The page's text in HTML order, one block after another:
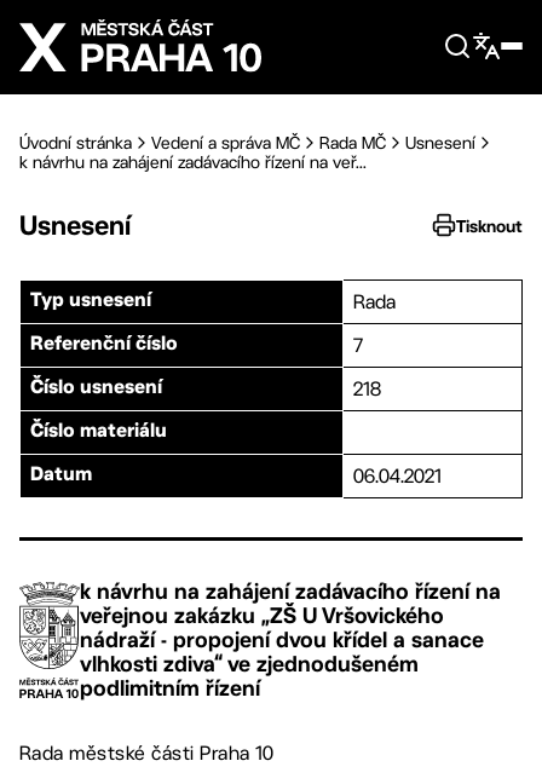
Přejít na hlavní obsah
Úvodní stránka Vedení a správa MČ Rada MČ
Usnesení
k návrhu na zahájení zadávacího řízení na veř...
Usnesení Tisknout
Typ usnesení Rada
Referenční číslo 7
Číslo usnesení 218
Číslo materiálu
Datum 06.04.2021
k návrhu na zahájení zadávacího řízení na
veřejnou zakázku „ZŠ U Vršovického
nádraží - propojení dvou křídel a sanace
vlhkosti zdiva“ ve zjednodušeném
podlimitním řízení
Rada městské části Praha 10